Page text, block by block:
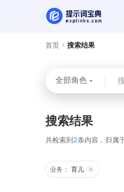
首页 搜索结果
全部角色
搜索结果
共检索到2条内容，归属
业务： 育儿 ×